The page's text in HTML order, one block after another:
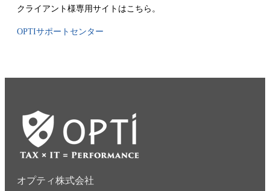
クライアント様専用サイトはこちら。
OPTIサポートセンター
オプティ株式会社